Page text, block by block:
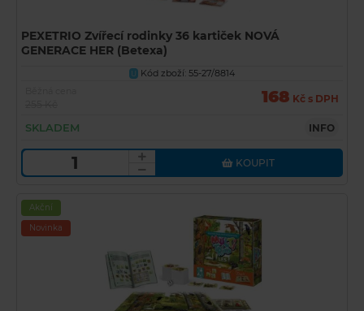
PEXETRIO Zvířecí rodinky 36 kartiček NOVÁ
GENERACE HER (Betexa)
U
Kód zboží: 55-27/8814
168 Kč s DPH
SKLADEM INFO
KOUPIT
Akční
Novinka